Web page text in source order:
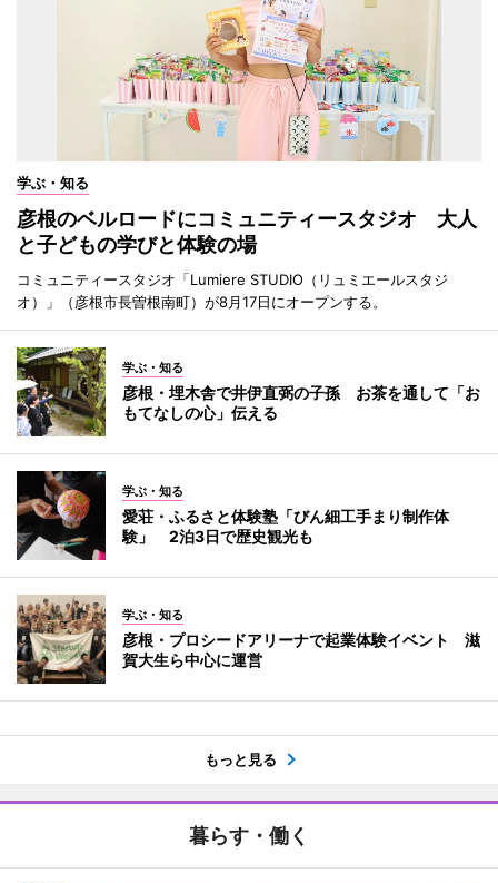
学ぶ・知る
彦根のベルロードにコミュニティースタジオ 大人
と子どもの学びと体験の場
コミュニティースタジオ「Lumiere STUDIO（リュミエールスタジ
オ）」（彦根市長曽根南町）が8月17日にオープンする。
学ぶ・知る
彦根・埋木舎で井伊直弼の子孫 お茶を通して「お
もてなしの心」伝える
学ぶ・知る
愛荘・ふるさと体験塾「びん細工手まり制作体
験」 2泊3日で歴史観光も
学ぶ・知る
彦根・プロシードアリーナで起業体験イベント 滋
賀大生ら中心に運営
もっと見る
暮らす・働く